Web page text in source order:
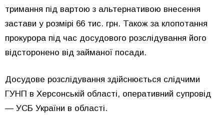
тримання під вартою з альтернативою внесення
застави у розмірі 66 тис. грн. Також за клопотання
прокурора під час досудового розслідування його
відсторонено від займаної посади.
Досудове розслідування здійснюється слідчими
ГУНП в Херсонській області, оперативний супровід
— УСБ України в області.